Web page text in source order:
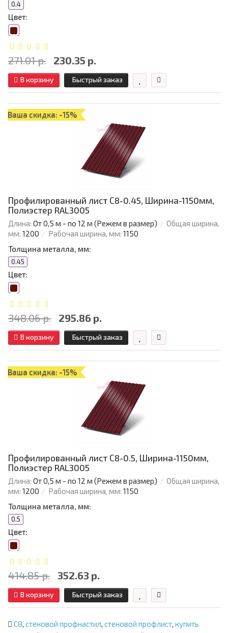
0.4
Цвет:
271.01 р. 230.35 р.
В корзину Быстрый заказ
Ваша скидка: -15%
Профилированный лист С8-0.45, Ширина-1150мм,
Полиэстер RAL3005
Длина: От 0,5 м - по 12 м (Режем в размер)
Общая ширина,
мм: 1200 Рабочая ширина, мм: 1150
Толщина металла, мм:
0.45
Цвет:
348.06 р. 295.86 р.
В корзину Быстрый заказ
Ваша скидка: -15%
Профилированный лист С8-0.5, Ширина-1150мм,
Полиэстер RAL3005
Длина: От 0,5 м - по 12 м (Режем в размер)
Общая ширина,
мм: 1200 Рабочая ширина, мм: 1150
Толщина металла, мм:
0.5
Цвет:
414.85 р. 352.63 р.
В корзину Быстрый заказ
С8, стеновой профнастил, стеновой профлист, купить